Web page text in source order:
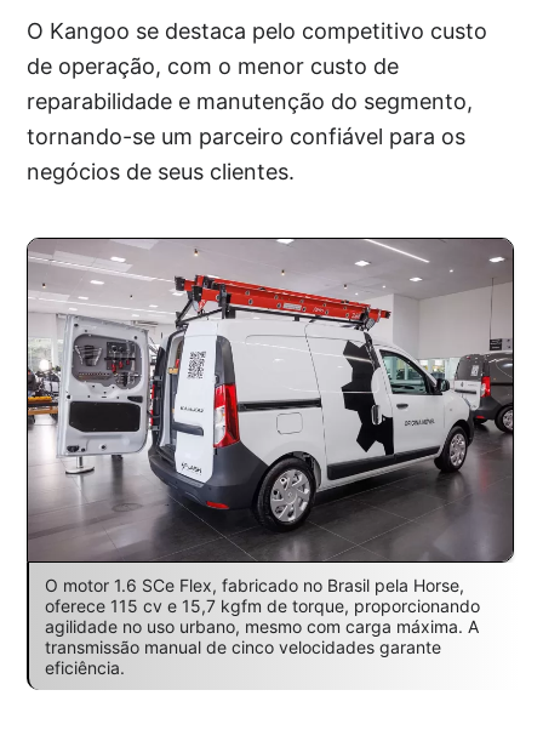
O Kangoo se destaca pelo competitivo custo
de operação, com o menor custo de
reparabilidade e manutenção do segmento,
tornando-se um parceiro confiável para os
negócios de seus clientes.
O motor 1.6 SCe Flex, fabricado no Brasil pela Horse,
oferece 115 cv e 15,7 kgfm de torque, proporcionando
agilidade no uso urbano, mesmo com carga máxima. A
transmissão manual de cinco velocidades garante
eficiência.